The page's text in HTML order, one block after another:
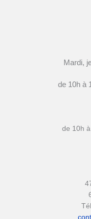
Mardi,
de 10h à
de 10h